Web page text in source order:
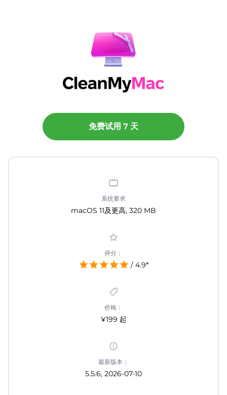
免费试用 7 天
系统要求
macOS 11及更高, 320 MB
评分：
/ 4.9*
价格：
¥199 起
最新版本：
5.5.6, 2026-07-10